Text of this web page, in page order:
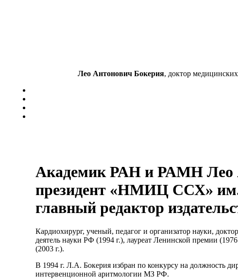
Лео Антонович Бокерия, доктор
Академик РАН и РАМН
президент «НМИЦ ССХ»
главный редактор
Кардиохирург, ученый, педагог и организатор науки,
деятель науки РФ (1994 г.), лауреат Ленинской премии
(2003 г.).
В 1994 г. Л.А. Бокерия избран по конкурсу на должность
интервенционной аритмологии МЗ РФ.